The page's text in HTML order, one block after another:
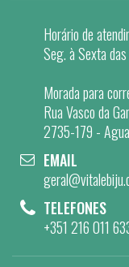
Horário de
Seg. à Sexta
Morada para
Rua Vasco da
2735-179 -
EMAIL
TELEFONES
+351 216 011